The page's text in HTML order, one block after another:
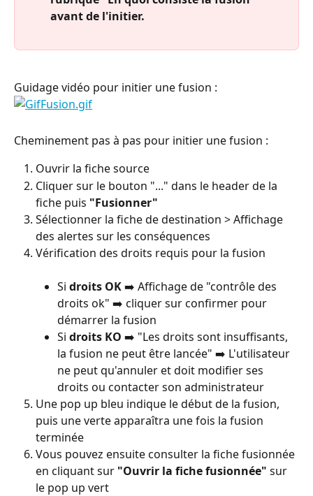
avant de l'initier.
Guidage vidéo pour initier une fusion :
Cheminement pas à pas pour initier une fusion :
Ouvrir la fiche source
Cliquer sur le bouton "..." dans le header de la
fiche puis "Fusionner"
Sélectionner la fiche de destination > Affichage
des alertes sur les conséquences
Vérification des droits requis pour la fusion
Si droits OK ➡️ Affichage de "contrôle des
droits ok" ➡️ cliquer sur confirmer pour
démarrer la fusion
Si droits KO ➡️ "Les droits sont insuffisants,
la fusion ne peut être lancée" ➡️ L'utilisateur
ne peut qu'annuler et doit modifier ses
droits ou contacter son administrateur
Une pop up bleu indique le début de la fusion,
puis une verte apparaîtra une fois la fusion
terminée
Vous pouvez ensuite consulter la fiche fusionnée
en cliquant sur "Ouvrir la fiche fusionnée" sur
le pop up vert